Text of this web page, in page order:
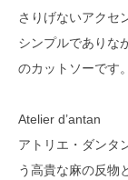
さりげないアクセ
シンプルでありな
のカットソーです。
Atelier d’antan
アトリエ・ダンタ
う高貴な麻の反物